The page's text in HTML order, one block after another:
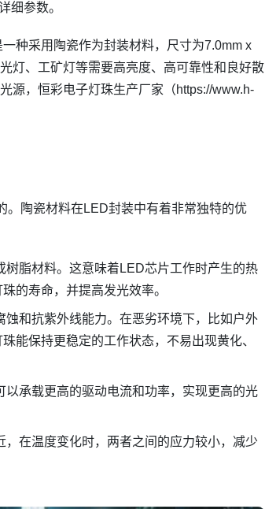
细参数。
种采用陶瓷作为封装材料，尺寸为7.0mm x
灯、工矿灯等需要高亮度、高可靠性和良好散
源，恒彩电子灯珠生产厂家（https://www.h-
。陶瓷材料在LED封装中有着非常独特的优
树脂材料。这意味着LED芯片工作时产生的热
的寿命，并提高发光效率。
蚀和抗紫外线能力。在恶劣环境下，比如户外
能保持更稳定的工作状态，不易出现黄化、
以承载更高的驱动电流和功率，实现更高的光
在温度变化时，两者之间的应力较小，减少